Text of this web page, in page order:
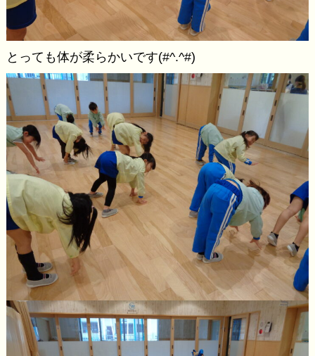
とっても体が柔らかいです(#^.^#)